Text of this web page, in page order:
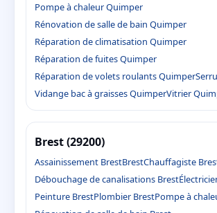
Pompe à chaleur Quimper
Rénovation de salle de bain Quimper
Réparation de climatisation Quimper
Réparation de fuites Quimper
Réparation de volets roulants Quimper
Vidange bac à graisses QuimperVitrier
Brest (29200)
Assainissement BrestBrestChauffagiste
Débouchage de canalisations Brest
Peinture BrestPlombier BrestPompe à